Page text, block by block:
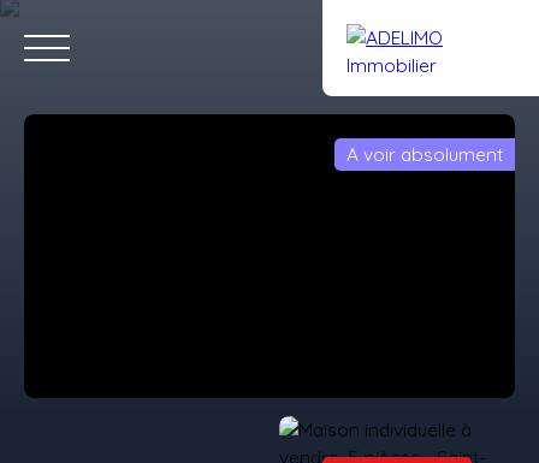
A voir absolument